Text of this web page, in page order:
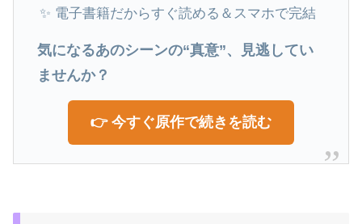
✨ 電子書籍だからすぐ読める＆スマホで完結
気になるあのシーンの“真意”、見逃してい
ませんか？
👉 今すぐ原作で続きを読む